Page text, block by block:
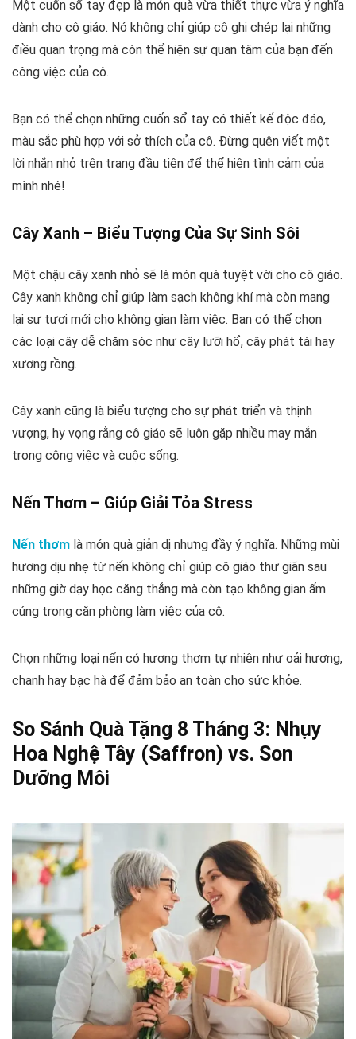
Một cuốn sổ tay đẹp là món quà vừa thiết thực vừa ý nghĩa
dành cho cô giáo. Nó không chỉ giúp cô ghi chép lại những
điều quan trọng mà còn thể hiện sự quan tâm của bạn đến
công việc của cô.
Bạn có thể chọn những cuốn sổ tay có thiết kế độc đáo,
màu sắc phù hợp với sở thích của cô. Đừng quên viết một
lời nhắn nhỏ trên trang đầu tiên để thể hiện tình cảm của
mình nhé!
Cây Xanh – Biểu Tượng Của Sự Sinh Sôi
Một chậu cây xanh nhỏ sẽ là món quà tuyệt vời cho cô giáo.
Cây xanh không chỉ giúp làm sạch không khí mà còn mang
lại sự tươi mới cho không gian làm việc. Bạn có thể chọn
các loại cây dễ chăm sóc như cây lưỡi hổ, cây phát tài hay
xương rồng.
Cây xanh cũng là biểu tượng cho sự phát triển và thịnh
vượng, hy vọng rằng cô giáo sẽ luôn gặp nhiều may mắn
trong công việc và cuộc sống.
Nến Thơm – Giúp Giải Tỏa Stress
Nến thơm là món quà giản dị nhưng đầy ý nghĩa. Những mùi
hương dịu nhẹ từ nến không chỉ giúp cô giáo thư giãn sau
những giờ dạy học căng thẳng mà còn tạo không gian ấm
cúng trong căn phòng làm việc của cô.
Chọn những loại nến có hương thơm tự nhiên như oải hương,
chanh hay bạc hà để đảm bảo an toàn cho sức khỏe.
So Sánh Quà Tặng 8 Tháng 3: Nhụy
Hoa Nghệ Tây (Saffron) vs. Son
Dưỡng Môi